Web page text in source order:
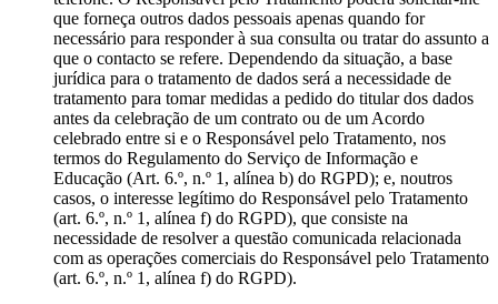
que forneça outros dados pessoais apenas quando for
necessário para responder à sua consulta ou tratar do assunto a
que o contacto se refere. Dependendo da situação, a base
jurídica para o tratamento de dados será a necessidade de
tratamento para tomar medidas a pedido do titular dos dados
antes da celebração de um contrato ou de um Acordo
celebrado entre si e o Responsável pelo Tratamento, nos
termos do Regulamento do Serviço de Informação e
Educação (Art. 6.º, n.º 1, alínea b) do RGPD); e, noutros
casos, o interesse legítimo do Responsável pelo Tratamento
(art. 6.º, n.º 1, alínea f) do RGPD), que consiste na
necessidade de resolver a questão comunicada relacionada
com as operações comerciais do Responsável pelo Tratamento
(art. 6.º, n.º 1, alínea f) do RGPD).